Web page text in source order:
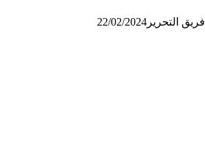
فريق التحرير 22/02/2024